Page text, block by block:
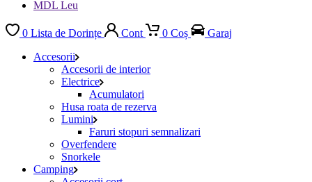
MDL Leu
0 Lista de Dorințe Cont 0 Coș
Garaj
Accesorii
Accesorii de interior
Electrice
Acumulatori
Husa roata de rezerva
Lumini
Faruri stopuri semnalizari
Overfendere
Snorkele
Camping